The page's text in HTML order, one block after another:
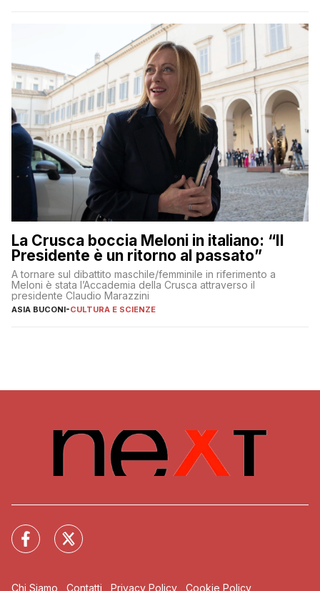
La Crusca boccia Meloni in italiano: “Il
Presidente è un ritorno al passato”
A tornare sul dibattito maschile/femminile in riferimento a
Meloni è stata l’Accademia della Crusca attraverso il
presidente Claudio Marazzini
ASIA BUCONI-CULTURA E SCIENZE
Chi Siamo Contatti Privacy Policy Cookie Policy